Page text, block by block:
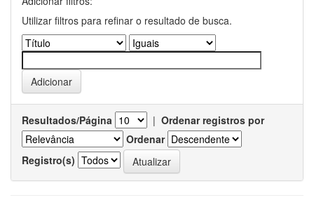
Utilizar filtros para refinar o resultado de busca.
Resultados/Página | Ordenar registros por
Ordenar
Registro(s)